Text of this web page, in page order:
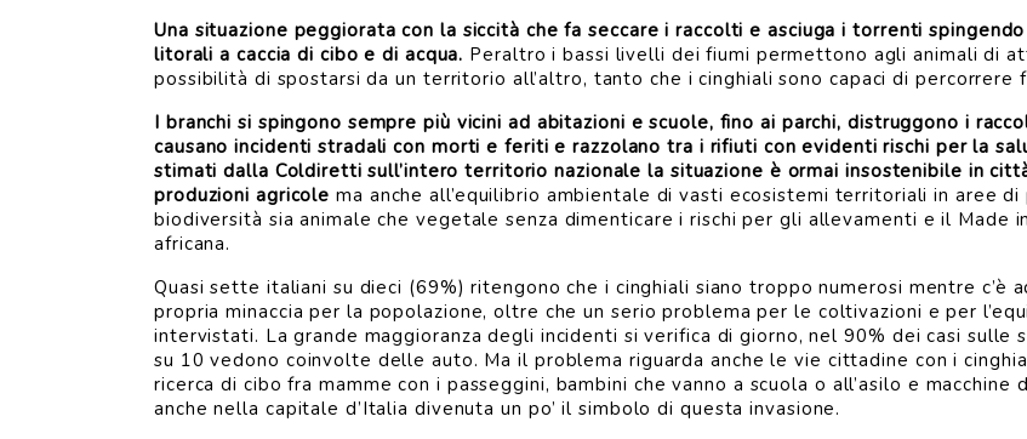
Una situazione peggiorata con la siccità che fa seccare i raccolti e asciuga i torrenti
litorali a caccia di cibo e di acqua. Peraltro i bassi livelli dei fiumi permettono agli animali di
possibilità di spostarsi da un territorio all’altro, tanto che i cinghiali sono capaci di
I branchi si spingono sempre più vicini ad abitazioni e scuole, fino ai parchi, distruggono i
causano incidenti stradali con morti e feriti e razzolano tra i rifiuti con evidenti rischi per la
stimati dalla Coldiretti sull’intero territorio nazionale la situazione è ormai insostenibile in
produzioni agricole ma anche all’equilibrio ambientale di vasti ecosistemi territoriali in aree
biodiversità sia animale che vegetale senza dimenticare i rischi per gli allevamenti e il
africana.
Quasi sette italiani su dieci (69%) ritengono che i cinghiali siano troppo numerosi mentre c’è
propria minaccia per la popolazione, oltre che un serio problema per le coltivazioni e per
intervistati. La grande maggioranza degli incidenti si verifica di giorno, nel 90% dei casi sulle
su 10 vedono coinvolte delle auto. Ma il problema riguarda anche le vie cittadine con i
ricerca di cibo fra mamme con i passeggini, bambini che vanno a scuola o all’asilo e
anche nella capitale d’Italia divenuta un po’ il simbolo di questa invasione.